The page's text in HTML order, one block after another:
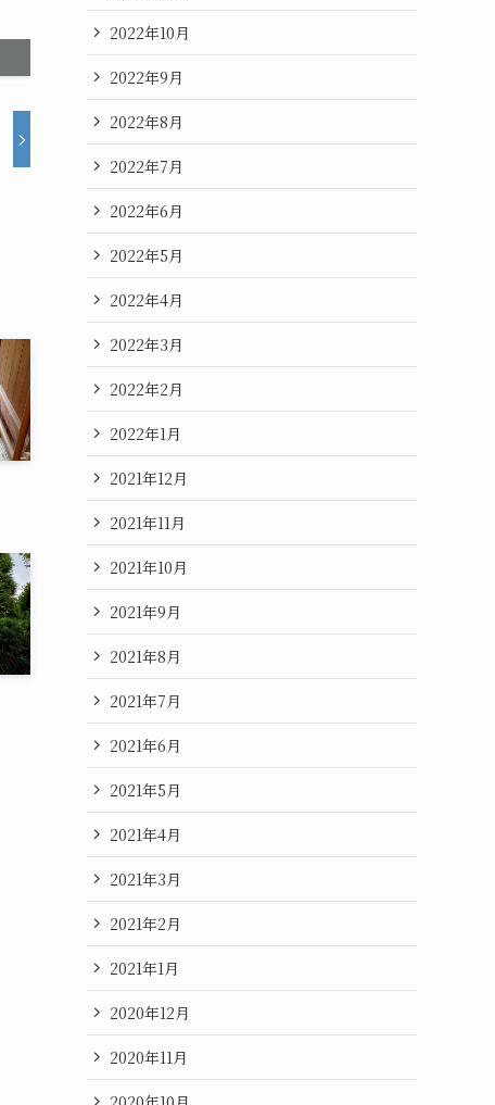
2022年10月
2022年9月
2022年8月
2022年7月
2022年6月
2022年5月
2022年4月
2022年3月
2022年2月
2022年1月
2021年12月
2021年11月
2021年10月
2021年9月
2021年8月
2021年7月
2021年6月
2021年5月
2021年4月
2021年3月
2021年2月
2021年1月
2020年12月
2020年11月